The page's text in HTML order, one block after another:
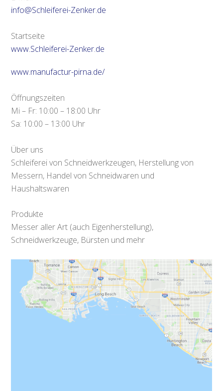
info@Schleiferei-Zenker.de
Startseite
www.Schleiferei-Zenker.de
www.manufactur-pirna.de/
Öffnungszeiten
Mi – Fr: 10:00 – 18:00 Uhr
Sa: 10:00 – 13:00 Uhr
Über uns
Schleiferei von Schneidwerkzeugen, Herstellung von
Messern, Handel von Schneidwaren und
Haushaltswaren
Produkte
Messer aller Art (auch Eigenherstellung),
Schneidwerkzeuge, Bürsten und mehr